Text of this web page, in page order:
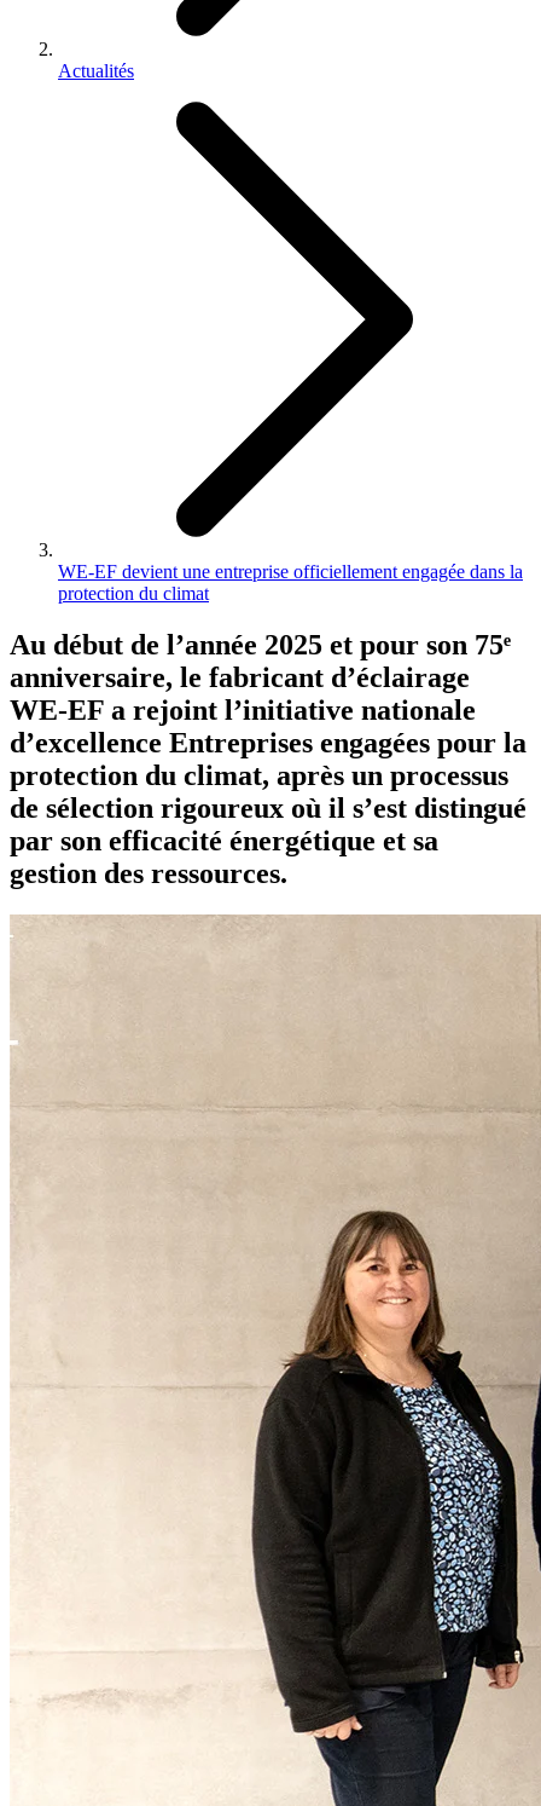
Actualités
WE-EF devient une entreprise officiellement engagée dans la
protection du climat
Au début de l’année 2025 et pour son 75ᵉ
anniversaire, le fabricant d’éclairage
WE-EF a rejoint l’initiative nationale
d’excellence Entreprises engagées pour la
protection du climat, après un processus
de sélection rigoureux où il s’est distingué
par son efficacité énergétique et sa
gestion des ressources.